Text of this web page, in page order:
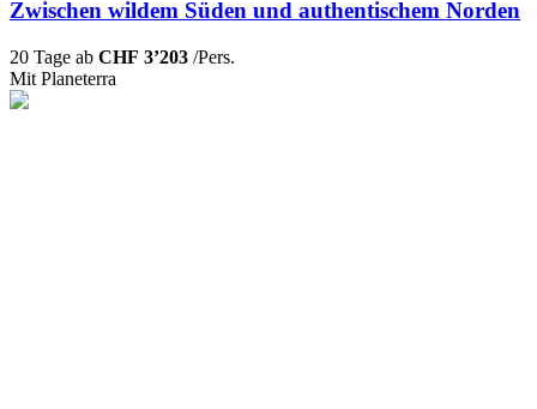
Zwischen wildem Süden und authentischem Norden
20 Tage ab CHF 3’203 /Pers.
Mit Planeterra